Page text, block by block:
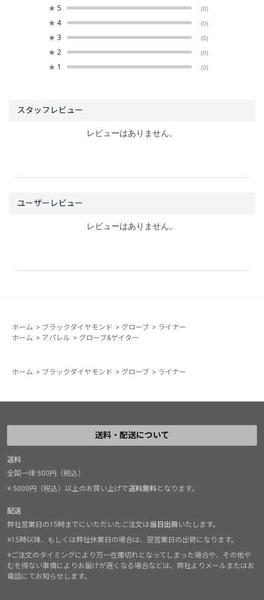
★ 5 (0)
★ 4 (0)
★ 3 (0)
★ 2 (0)
★ 1 (0)
レビューはありません。
レビューはありません。
ホーム > ブラックダイヤモンド > グローブ > ライナー
ホーム > アパレル > グローブ&ゲイター
ホーム > ブラックダイヤモンド > グローブ > ライナー
送料・配送について
送料
全国一律 500円（税込）
※ 5000円（税込）以上のお買い上げで送料無料となります。
配送
弊社営業日の15時までにいただいたご注文は当日出荷いたします。
※15時以降、もしくは弊社休業日の場合は、翌営業日の出荷になります。
※ご注文のタイミングにより万一在庫切れとなってしまった場合や、その他や
むを得ない事情によりお届けが遅くなる場合などは、弊社よりメールまたはお
電話にてお知らせします。